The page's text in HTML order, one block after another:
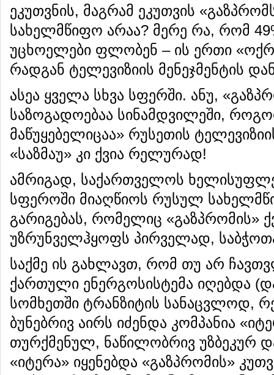
ეკუთვნის, მაგრამ ეკუთვის
სახელმწიფო არაა? მერე რა, რომ
უცხოელები ფლობენ – ის ერთი
რადგან ტელევიზიის მენეჯმენტის
ასეა ყველა სხვა სფერში. ანუ,
საზოგადოებაა სინამდვილეში,
მაწუყებელიცაა» რუსეთის
«საზმაუ» კი ქვია რელურად!
ამრიგად, საქართველოს
სფეროში მიაღწიოს რუსულ
გარიგებას, რომელიც «გაზპრომის»
უზრუნველჰყოფს პირველად,
საქმე ის გახლავთ, რომ თუ არ
ქართული ენერგოსისტემა იღებდა
სომხეთში ტრანზიტის სანაცვლოდ,
ბუნებრივ აირს იძენდა კომპანია
თურქმენულ, ნაწილობრივ უზბეკურ
«იტერა» იყენებდა «გაზპრომის»